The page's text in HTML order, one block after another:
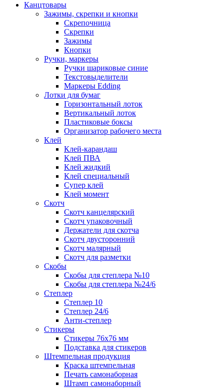
Канцтовары
Зажимы, скрепки и кнопки
Скрепочница
Скрепки
Зажимы
Кнопки
Ручки, маркеры
Ручки шариковые синие
Текстовыделители
Маркеры Edding
Лотки для бумаг
Горизонтальный лоток
Вертикальный лоток
Пластиковые боксы
Организатор рабочего места
Клей
Клей-карандаш
Клей ПВА
Клей жидкий
Клей специальный
Супер клей
Клей момент
Скотч
Скотч канцелярский
Скотч упаковочный
Держатели для скотча
Скотч двусторонний
Скотч малярный
Скотч для разметки
Скобы
Скобы для степлера №10
Скобы для степлера №24/6
Степлер
Степлер 10
Степлер 24/6
Анти-степлер
Стикеры
Стикеры 76x76 мм
Подставка для стикеров
Штемпельная продукция
Краска штемпельная
Печать самонаборная
Штамп самонаборный